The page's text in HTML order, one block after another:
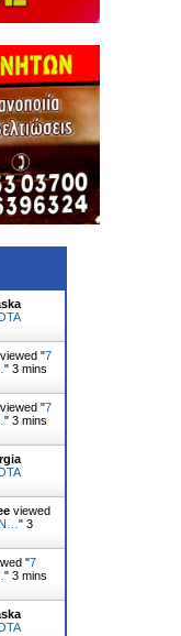
viewed "7
" 3 mins
viewed "7
" 3 mins
viewed
" 3
"7
" 3 mins